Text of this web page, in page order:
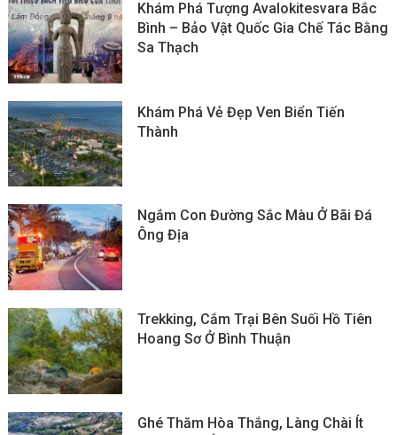
Khám Phá Tượng Avalokitesvara Bắc
Bình – Bảo Vật Quốc Gia Chế Tác Bằng
Sa Thạch
Khám Phá Vẻ Đẹp Ven Biển Tiến
Thành
Ngắm Con Đường Sắc Màu Ở Bãi Đá
Ông Địa
Trekking, Cắm Trại Bên Suối Hồ Tiên
Hoang Sơ Ở Bình Thuận
Ghé Thăm Hòa Thắng, Làng Chài Ít